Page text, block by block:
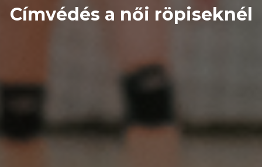
Címvédés a női röpiseknél